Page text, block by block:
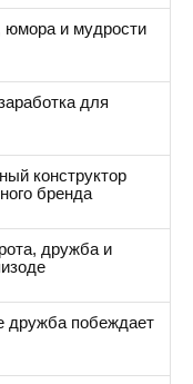
и мудрости
для
конструктор
бренда
дружба и
дружба побеждает